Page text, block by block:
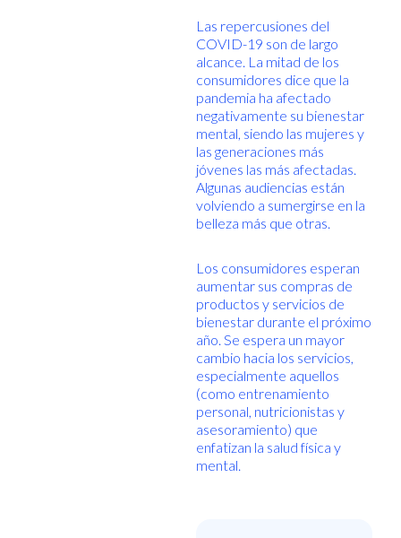
Las repercusiones del
COVID-19 son de largo
alcance. La mitad de los
consumidores dice que la
pandemia ha afectado
negativamente su bienestar
mental, siendo las mujeres y
las generaciones más
jóvenes las más afectadas.
Algunas audiencias están
volviendo a sumergirse en la
belleza más que otras.
Los consumidores esperan
aumentar sus compras de
productos y servicios de
bienestar durante el próximo
año. Se espera un mayor
cambio hacia los servicios,
especialmente aquellos
(como entrenamiento
personal, nutricionistas y
asesoramiento) que
enfatizan la salud física y
mental.